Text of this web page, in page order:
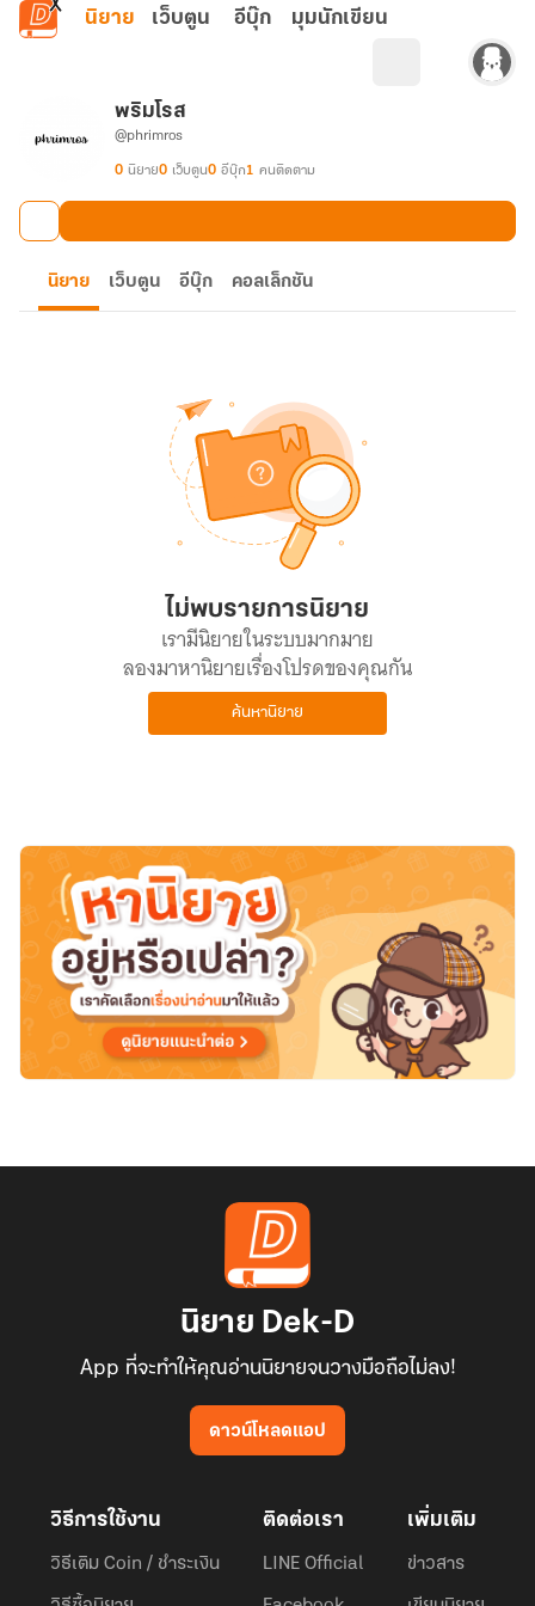
ข้ามไปยังเนื้อหาหลัก
นิยาย เว็บตูน อีบุ๊ก มุมนักเขียน
พริมโรส
@phrimros
0 นิยาย0 เว็บตูน0 อีบุ๊ก1 คนติดตาม
นิยาย เว็บตูน อีบุ๊ก คอลเล็กชัน
ไม่พบรายการนิยาย
เรามีนิยายในระบบมากมาย
ลองมาหานิยายเรื่องโปรดของคุณกัน
ค้นหานิยาย
นิยาย Dek-D
App ที่จะทำให้คุณอ่านนิยายจนวางมือถือไม่ลง!
ดาวน์โหลดแอป
วิธีการใช้งาน
วิธีเติม Coin / ชำระเงิน
ติดต่อเรา
LINE Official
เพิ่มเติม
ข่าวสาร